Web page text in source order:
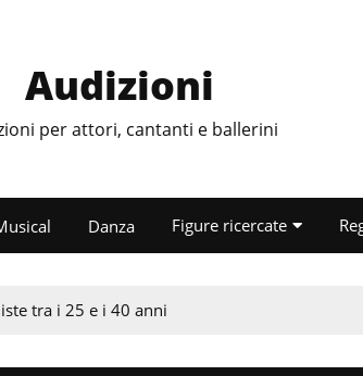
Audizioni
per attori, cantanti e ballerini
Danza Figure ricercate
tra i 25 e i 40 anni